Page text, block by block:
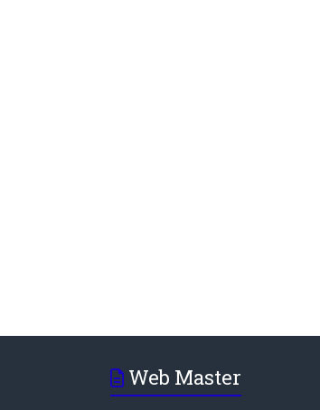
Web Master